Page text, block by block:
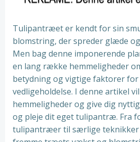
Tulipantræet er kendt for sin
blomstring, der spreder glæde
Men bag denne imponerende
en lang række hemmeligheder
betydning og vigtige faktorer for
vedligeholdelse. I denne artikel
hemmeligheder og give dig
og pleje dit eget tulipantræ. Fra
tulipantræer til særlige teknikker